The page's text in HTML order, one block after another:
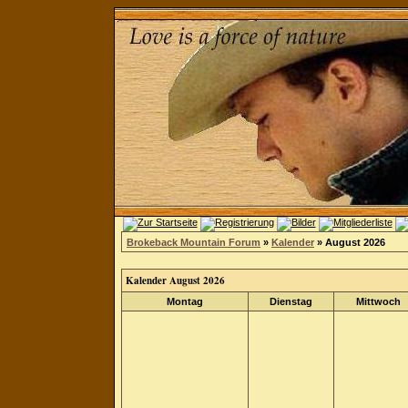
Brokeback Mountain Forum » Kalender » August 2026
Kalender August 2026
Montag Dienstag Mittwoch